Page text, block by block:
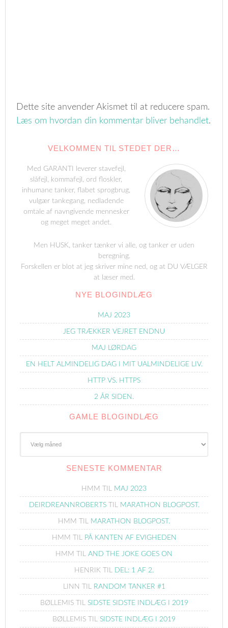
Dette site anvender Akismet til at reducere spam.
Læs om hvordan din kommentar bliver behandlet.
VELKOMMEN TIL STEDET DER…
Med GARANTI leverer stavefejl,
slåfejl, kommafejl, ord floskler,
inhumane tanker, flabet sprogbrug,
vulgær tankegang, nedladende
omtale af navngivende mennesker
og meget meget andet.
Men HUSK, tanker tænker vi alle, og tanker er uden
beregning.
Forskellen er blot at jeg skriver mine ned, og at DU VÆLGER
at læser med.
NYE BLOGINDLÆG
MAJ 2023
JEG TRÆKKER VEJRET ENDNU
MAJ LØRDAG
EN HELT ALMINDELIG DAG I MIT UALMINDELIGE LIV.
HTTP VS. HTTPS
2 ÅR SIDEN.
GAMLE BLOGINDLÆG
SENESTE KOMMENTAR
HMM TIL MAJ 2023
DEIRDREANNROBERTSTIL MARATHON BLOGPOST.
HMM TIL MARATHON BLOGPOST.
HMM TIL PÅ KANTEN AF EVIGHEDEN
HMM TIL AND THE JOKE GOES ON
HENRIK TIL DEL: 1 AF 2.
LINN TIL RANDOM TANKER #1
BØLLEMISTIL SIDSTE SIDSTE INDLÆG I 2019
BØLLEMIS TIL SIDSTE INDLÆG I 2019